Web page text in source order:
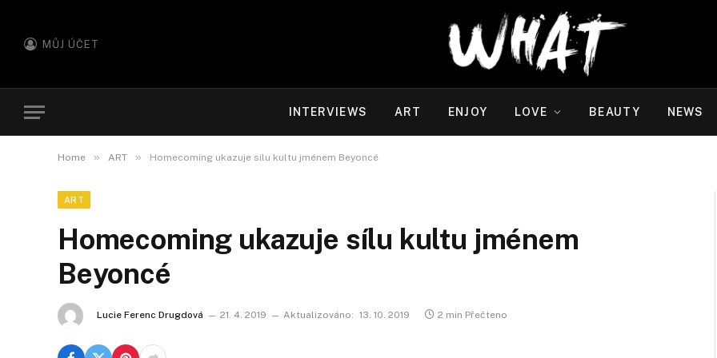
MŮJ ÚČET
INTERVIEWS ART ENJOY LOVE BEAUTY NEWS
Home » ART » Homecoming ukazuje sílu kultu jménem Beyoncé
ART
Homecoming ukazuje sílu kultu jménem
Beyoncé
Lucie Ferenc Drugdová 21. 4. 2019 Aktualizováno: 13. 10. 2019 2 min Přečteno